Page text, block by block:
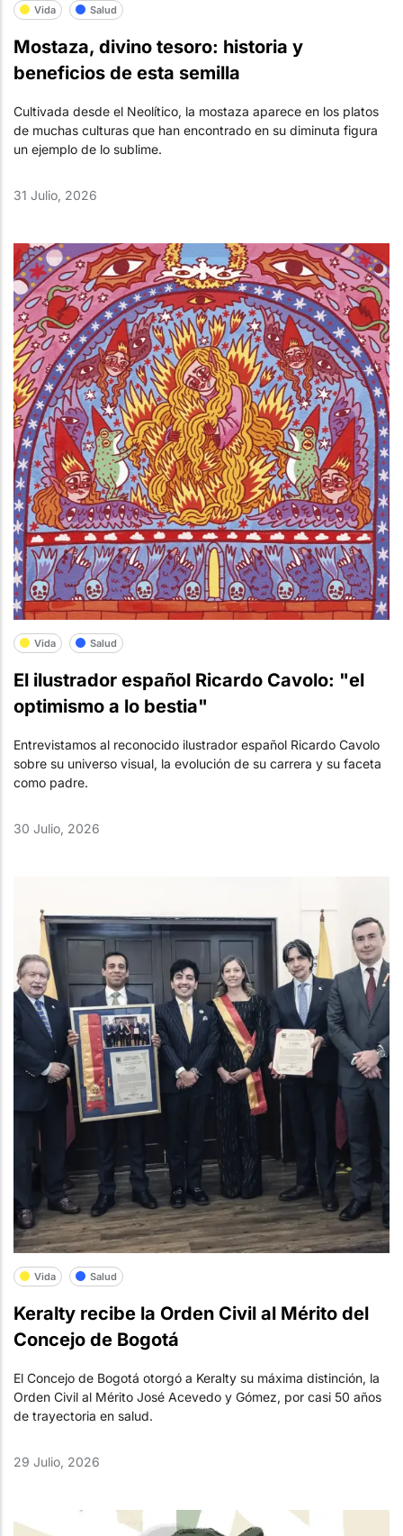
Vida Salud
Mostaza, divino tesoro: historia y
beneficios de esta semilla
Cultivada desde el Neolítico, la mostaza aparece en los platos
de muchas culturas que han encontrado en su diminuta figura
un ejemplo de lo sublime.
31 Julio, 2026
Vida Salud
El ilustrador español Ricardo Cavolo: "el
optimismo a lo bestia"
Entrevistamos al reconocido ilustrador español Ricardo Cavolo
sobre su universo visual, la evolución de su carrera y su faceta
como padre.
30 Julio, 2026
Vida Salud
Keralty recibe la Orden Civil al Mérito del
Concejo de Bogotá
El Concejo de Bogotá otorgó a Keralty su máxima distinción, la
Orden Civil al Mérito José Acevedo y Gómez, por casi 50 años
de trayectoria en salud.
29 Julio, 2026